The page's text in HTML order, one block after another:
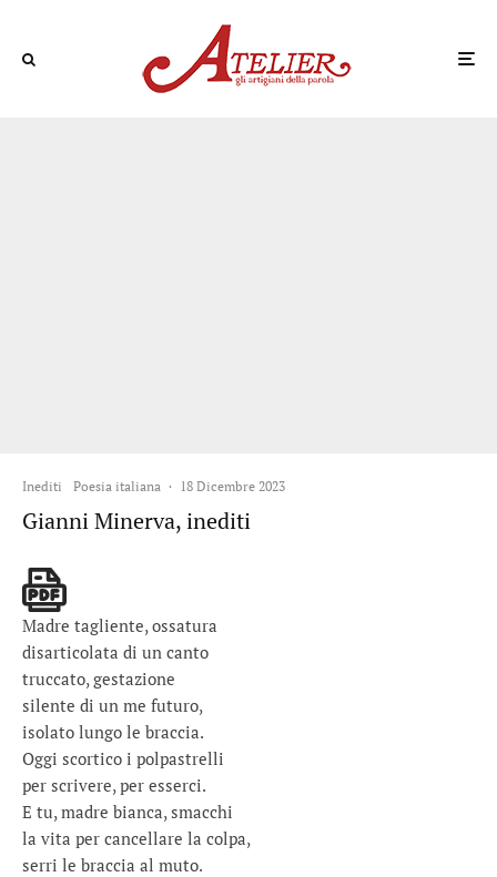
Inediti Poesia italiana · 18 Dicembre 2023
Gianni Minerva, inediti
Madre tagliente, ossatura
disarticolata di un canto
truccato, gestazione
silente di un me futuro,
isolato lungo le braccia.
Oggi scortico i polpastrelli
per scrivere, per esserci.
E tu, madre bianca, smacchi
la vita per cancellare la colpa,
serri le braccia al muto.